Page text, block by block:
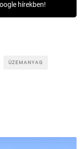
hírekben!
ÜZEMANYAG